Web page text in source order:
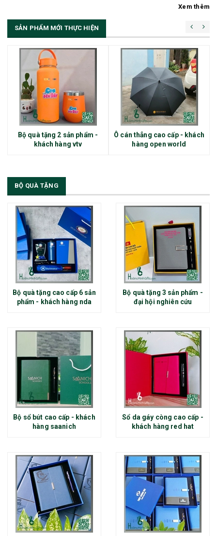
Xem thêm
SẢN PHẨM MỚI THỰC HIỆN
Bộ quà tặng 2 sản phẩm -
khách hàng vtv
Ô cán thẳng cao cấp - khách
hàng open world
BỘ QUÀ TẶNG
Bộ quà tặng cao cấp 6 sản
phẩm - khách hàng nda
Bộ quà tặng 3 sản phẩm -
đại hội nghiên cứu
Bộ sổ bút cao cấp - khách
hàng saanich
Sổ da gáy còng cao cấp -
khách hàng red hat